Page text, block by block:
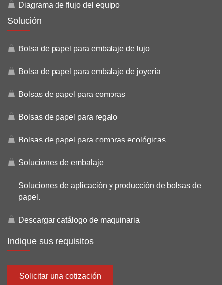
Diagrama de flujo del equipo
Solución
Bolsa de papel para embalaje de lujo
Bolsa de papel para embalaje de joyería
Bolsas de papel para compras
Bolsas de papel para regalo
Bolsas de papel para compras ecológicas
Soluciones de embalaje
Soluciones de aplicación y producción de bolsas de
papel.
Descargar catálogo de maquinaria
Indique sus requisitos
Solicitar una cotización